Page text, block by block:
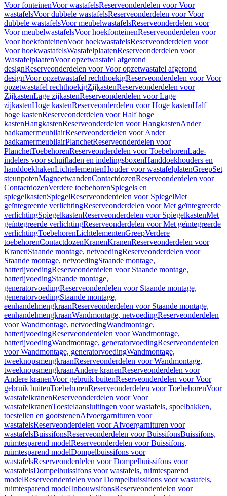
Voor fonteinenVoor wastafelsReserveonderdelen voor Voor
wastafelsVoor dubbele wastafelsReserveonderdelen voor Voor
dubbele wastafelsVoor meubelwastafelsReserveonderdelen voor
Voor meubelwastafelsVoor hoekfonteinenReserveonderdelen voor
Voor hoekfonteinenVoor hoekwastafelsReserveonderdelen voor
Voor hoekwastafelsWastafelplaatenReserveonderdelen voor
WastafelplaatenVoor opzetwastafel afgerond
designReserveonderdelen voor Voor opzetwastafel afgerond
designVoor opzetwastafel rechthoekigReserveonderdelen voor Voor
opzetwastafel rechthoekigZijkastenReserveonderdelen voor
ZijkastenLage zijkastenReserveonderdelen voor Lage
zijkastenHoge kastenReserveonderdelen voor Hoge kastenHalf
hoge kastenReserveonderdelen voor Half hoge
kastenHangkastenReserveonderdelen voor HangkastenAnder
badkamermeubilairReserveonderdelen voor Ander
badkamermeubilairPlanchetReserveonderdelen voor
PlanchetToebehorenReserveonderdelen voor ToebehorenLade-
indelers voor schuifladen en indelingsboxenHanddoekhouders en
handdoekhakenLichtelementenHouder voor wastafelplatenGreepSet
steunpotenMagneetwandenContactdozenReserveonderdelen voor
ContactdozenVerdere toebehorenSpiegels en
spiegelkastenSpiegelReserveonderdelen voor SpiegelMet
geïntegreerde verlichtingReserveonderdelen voor Met geïntegreerde
verlichtingSpiegelkastenReserveonderdelen voor SpiegelkastenMet
geïntegreerde verlichtingReserveonderdelen voor Met geïntegreerde
verlichtingToebehorenLichtelementenGreepVerdere
toebehorenContactdozenKranenKranenReserveonderdelen voor
KranenStaande montage, netvoedingReserveonderdelen voor
Staande montage, netvoedingStaande montage,
batterijvoedingReserveonderdelen voor Staande montage,
batterijvoedingStaande montage,
generatorvoedingReserveonderdelen voor Staande montage,
generatorvoedingStaande montage,
eenhandelmengkraanReserveonderdelen voor Staande montage,
eenhandelmengkraanWandmontage, netvoedingReserveonderdelen
voor Wandmontage, netvoedingWandmontage,
batterijvoedingReserveonderdelen voor Wandmontage,
batterijvoedingWandmontage, generatorvoedingReserveonderdelen
voor Wandmontage, generatorvoedingWandmontage,
tweeknopsmengkraanReserveonderdelen voor Wandmontage,
tweeknopsmengkraanAndere kranenReserveonderdelen voor
Andere kranenVoor gebruik buitenReserveonderdelen voor Voor
gebruik buitenToebehorenReserveonderdelen voor ToebehorenVoor
wastafelkranenReserveonderdelen voor Voor
wastafelkranenToestelaansluitingen voor wastafels, spoelbakken,
toestellen en gootstenenAfvoergarnituren voor
wastafelsReserveonderdelen voor Afvoergarnituren voor
wastafelsBuissifonsReserveonderdelen voor BuissifonsBuissifons,
ruimtesparend modelReserveonderdelen voor Buissifons,
ruimtesparend modelDompelbuissifons voor
wastafelsReserveonderdelen voor Dompelbuissifons voor
wastafelsDompelbuissifons voor wastafels, ruimtesparend
modelReserveonderdelen voor Dompelbuissifons voor wastafels,
ruimtesparend modelInbouwsifonsReserveonderdelen voor